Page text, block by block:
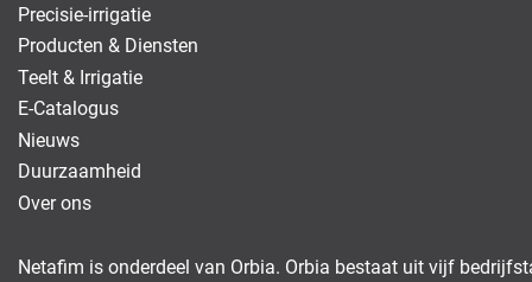
Netafim is onderdeel van Orbia. Orbia bestaat uit vijf
Precisie-irrigatie
Producten & Diensten
Teelt & Irrigatie
E-Catalogus
Nieuws
Duurzaamheid
Over ons